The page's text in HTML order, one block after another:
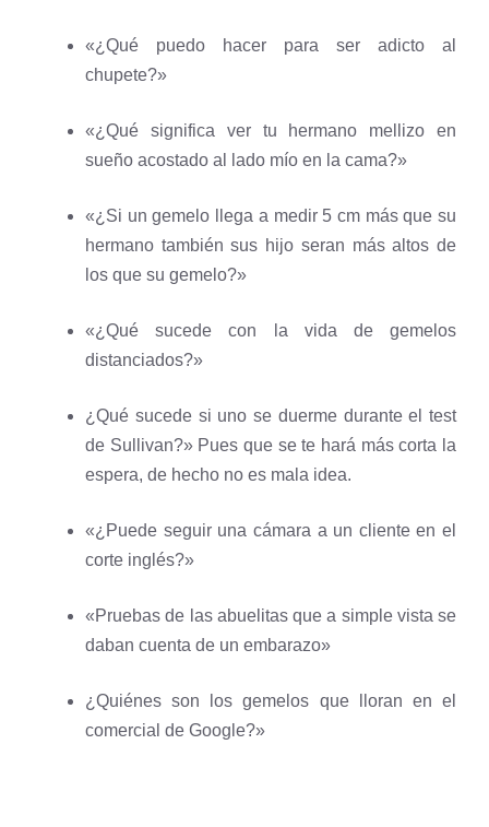
«¿Qué puedo hacer para ser adicto al
chupete?»
«¿Qué significa ver tu hermano mellizo en
sueño acostado al lado mío en la cama?»
«¿Si un gemelo llega a medir 5 cm más que su
hermano también sus hijo seran más altos de
los que su gemelo?»
«¿Qué sucede con la vida de gemelos
distanciados?»
¿Qué sucede si uno se duerme durante el test
de Sullivan?» Pues que se te hará más corta la
espera, de hecho no es mala idea.
«¿Puede seguir una cámara a un cliente en el
corte inglés?»
«Pruebas de las abuelitas que a simple vista se
daban cuenta de un embarazo»
¿Quiénes son los gemelos que lloran en el
comercial de Google?»